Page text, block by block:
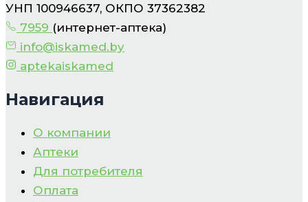
УНП 100946637, ОКПО 37362382
7959 (интернет-аптека)
info@iskamed.by
aptekaiskamed
Навигация
О компании
Аптеки
Для потребителя
Оплата